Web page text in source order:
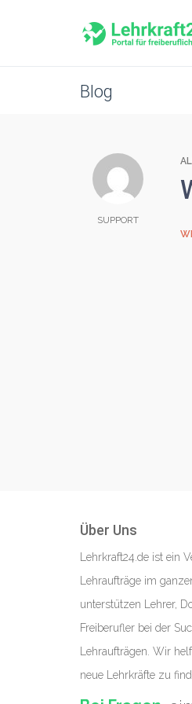
Blog
SUPPORT
Über Uns
Lehrkraft24.de ist ein
Lehraufträge im
unterstützen Lehrer,
Freiberufler bei der
Lehraufträgen. Wir
neue Lehrkräfte zu